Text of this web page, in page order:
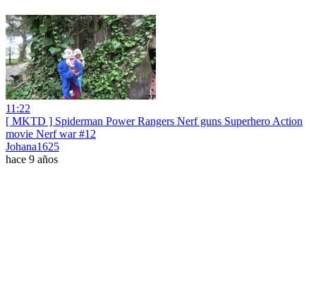
11:22
[ MKTD ] Spiderman Power Rangers Nerf guns Superhero Action
movie Nerf war #12
Johana1625
hace 9 años